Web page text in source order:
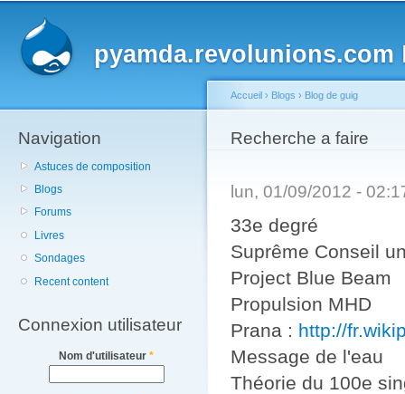
pyamda.revolunions.com
Navigation
Astuces de composition
Blogs
Forums
Livres
Sondages
Recent content
Connexion utilisateur
Nom d'utilisateur *
You are here
Accueil › Blogs › Blog de guig
Recherche a faire
lun, 01/09/2012 -
33e degré
Suprême Conseil
Project Blue Beam
Propulsion MHD
Prana : http://
Message de l'eau
Théorie du 100e